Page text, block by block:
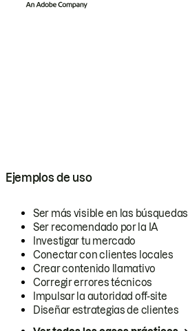
Ejemplos de uso
Ser más visible en las búsquedas
Ser recomendado por la IA
Investigar tu mercado
Conectar con clientes locales
Crear contenido llamativo
Corregir errores técnicos
Impulsar la autoridad off-site
Diseñar estrategias de clientes